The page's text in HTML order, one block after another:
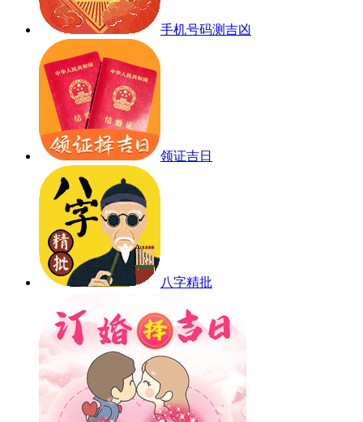
手机号码测吉凶
领证吉日
八字精批